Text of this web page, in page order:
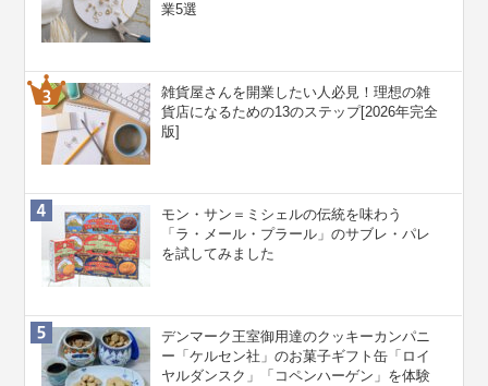
業5選
雑貨屋さんを開業したい人必見！理想の雑
貨店になるための13のステップ[2026年完全
版]
モン・サン＝ミシェルの伝統を味わう
「ラ・メール・プラール」のサブレ・パレ
を試してみました
デンマーク王室御用達のクッキーカンパニ
ー「ケルセン社」のお菓子ギフト缶「ロイ
ヤルダンスク」「コペンハーゲン」を体験